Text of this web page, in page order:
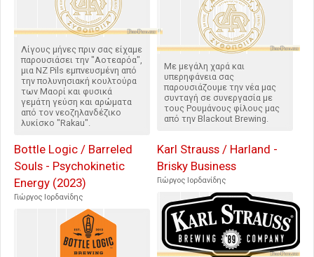
Λίγους μήνες πριν σας είχαμε
παρουσιάσει την "Αοτεαρόα",
μια NZ Pils εμπνευσμένη από
την πολυνησιακή κουλτούρα
των Μαορί και φυσικά
γεμάτη γεύση και αρώματα
από τον νεοζηλανδέζικο
λυκίσκο "Rakau".
Με μεγάλη χαρά και
υπερηφάνεια σας
παρουσιάζουμε την νέα μας
συνταγή σε συνεργασία με
τους Ρουμάνους φίλους μας
από την Blackout Brewing.
Bottle Logic / Barreled
Souls - Psychokinetic
Energy (2023)
Γιώργος Ιορδανίδης
Karl Strauss / Harland -
Brisky Business
Γιώργος Ιορδανίδης